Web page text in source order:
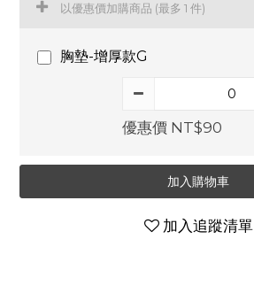
以優惠價加購商品 (最多 1 件)
胸墊-增厚款G
優惠價 NT$90
加入購物車
加入追蹤清單